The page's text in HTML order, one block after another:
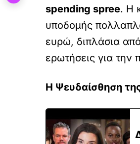
spending spree. Η
υποδομής
ευρώ, διπλάσια
ερωτήσεις για την
Η Ψευδαίσθηση